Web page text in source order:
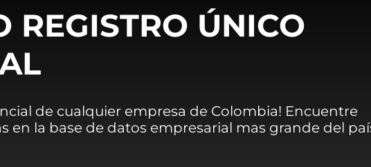
REGISTRO ÚNICO
de cualquier empresa de Colombia! Encuentre
en la base de datos empresarial mas grande del